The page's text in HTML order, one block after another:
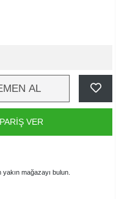
AL
VER
mağazayı bulun.